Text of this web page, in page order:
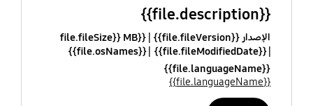
{{file.description}}
الإصدار {{file.fileVersion}}
{{file.fileSize}} MB
{{file.fileModifiedDate}}
{{file.osNames}}
{{file.languageName}}
{{file.languageName}}